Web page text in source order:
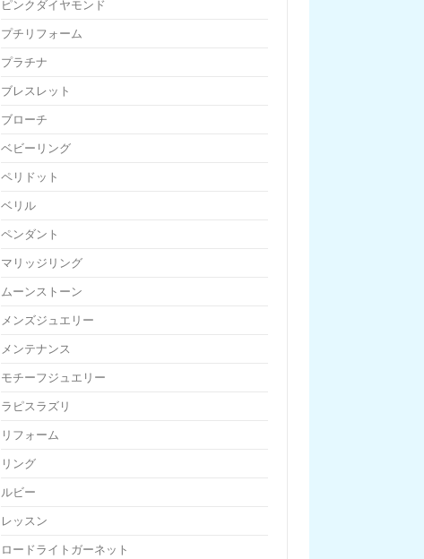
ピンクダイヤモンド
プチリフォーム
プラチナ
ブレスレット
ブローチ
ベビーリング
ペリドット
ベリル
ペンダント
マリッジリング
ムーンストーン
メンズジュエリー
メンテナンス
モチーフジュエリー
ラピスラズリ
リフォーム
リング
ルビー
レッスン
ロードライトガーネット